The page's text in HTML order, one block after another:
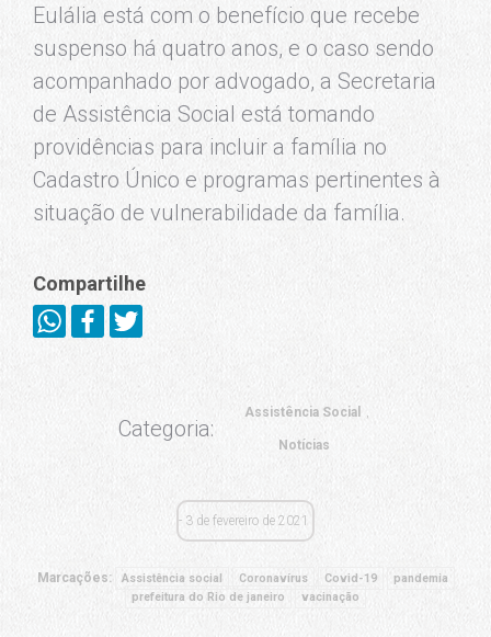
Eulália está com o benefício que recebe
suspenso há quatro anos, e o caso sendo
acompanhado por advogado, a Secretaria
de Assistência Social está tomando
providências para incluir a família no
Cadastro Único e programas pertinentes à
situação de vulnerabilidade da família.
Compartilhe
Categoria:
Assistência Social
Notícias
3 de fevereiro de 2021
Marcações: Assistência social Coronavírus Covid-19
pandemia
prefeitura do Rio de janeiro
vacinação